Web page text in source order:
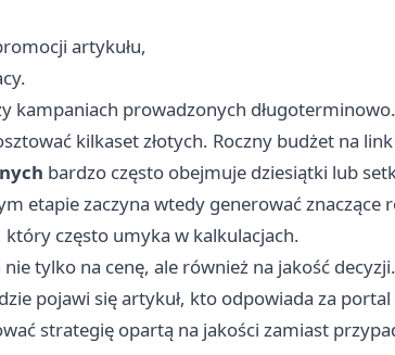
artykułu,
kampaniach prowadzonych długoterminowo.
kilkaset złotych. Roczny budżet na
bardzo często obejmuje dziesiątki lub
etapie zaczyna wtedy generować znaczące
który często umyka w kalkulacjach.
tylko na cenę, ale również na jakość decyzji.
pojawi się artykuł, kto odpowiada za
strategię opartą na jakości zamiast